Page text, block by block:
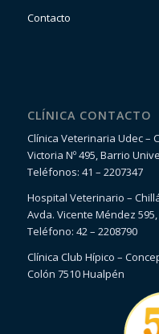
Contacto
CLÍNICA CONTACTO
Clínica Veterinaria Udec –
Victoria Nº 495, Barrio
Teléfonos: 41 – 2207347
Hospital Veterinario –
Avda. Vicente Méndez
Teléfono: 42 – 2208790
Clínica Club Hípico –
Colón 7510 Hualpén